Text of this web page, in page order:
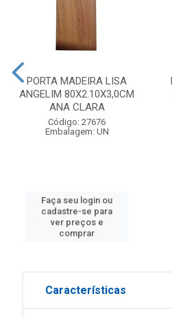
PORTA MADEIRA LISA
ANGELIM 80X2.10X3,0CM
ANA CLARA
Código: 27676
Embalagem: UN
Faça seu login ou
cadastre-se para
ver preços e
comprar
Características